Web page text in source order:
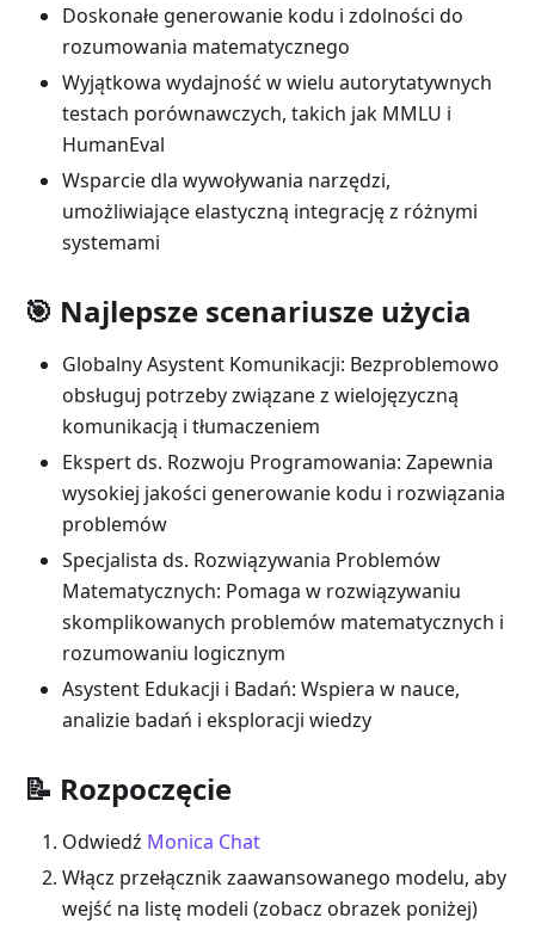
Doskonałe generowanie kodu i zdolności do
rozumowania matematycznego
Wyjątkowa wydajność w wielu autorytatywnych
testach porównawczych, takich jak MMLU i
HumanEval
Wsparcie dla wywoływania narzędzi,
umożliwiające elastyczną integrację z różnymi
systemami
🎯 Najlepsze scenariusze użycia
Globalny Asystent Komunikacji: Bezproblemowo
obsługuj potrzeby związane z wielojęzyczną
komunikacją i tłumaczeniem
Ekspert ds. Rozwoju Programowania: Zapewnia
wysokiej jakości generowanie kodu i rozwiązania
problemów
Specjalista ds. Rozwiązywania Problemów
Matematycznych: Pomaga w rozwiązywaniu
skomplikowanych problemów matematycznych i
rozumowaniu logicznym
Asystent Edukacji i Badań: Wspiera w nauce,
analizie badań i eksploracji wiedzy
📝 Rozpoczęcie
Odwiedź Monica Chat
Włącz przełącznik zaawansowanego modelu, aby
wejść na listę modeli (zobacz obrazek poniżej)